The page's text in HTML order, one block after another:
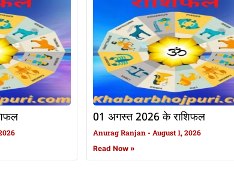
01 अगस्त 2026 के राशिफल
Anurag Ranjan August 1, 2026
Read Now »